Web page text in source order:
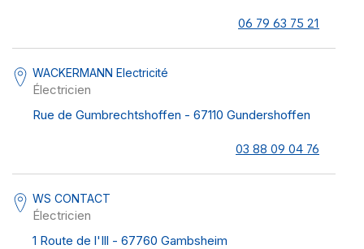
06 79 63 75 21
WACKERMANN Electricité
Électricien
Rue de Gumbrechtshoffen - 67110 Gundershoffen
03 88 09 04 76
WS CONTACT
Électricien
1 Route de l'Ill - 67760 Gambsheim